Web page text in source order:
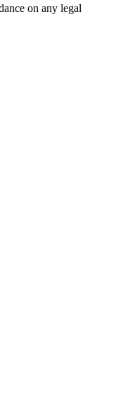
on any legal